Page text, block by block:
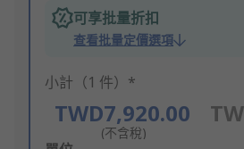
可享批量折扣
查看批量定價選項
小計（1 件）*
TWD7,920.00
(不含稅)